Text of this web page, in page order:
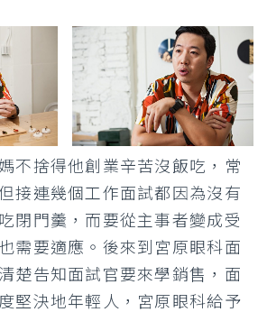
不捨得他創業辛苦沒飯吃，常
接連幾個工作面試都因為沒有
閉門羹，而要從主事者變成受
需要適應。後來到宮原眼科面
楚告知面試官要來學銷售，面
堅決地年輕人，宮原眼科給予